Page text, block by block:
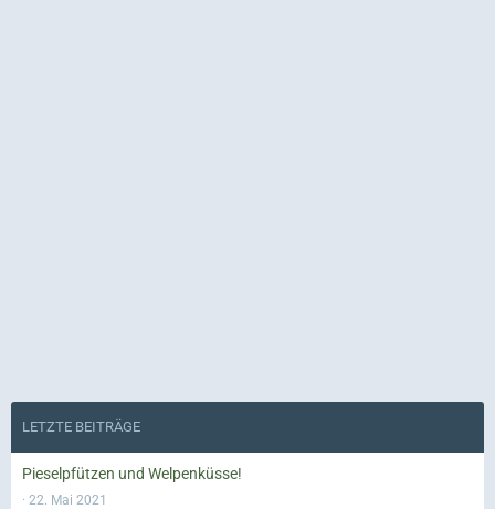
LETZTE BEITRÄGE
Pieselpfützen und Welpenküsse!
22. Mai 2021